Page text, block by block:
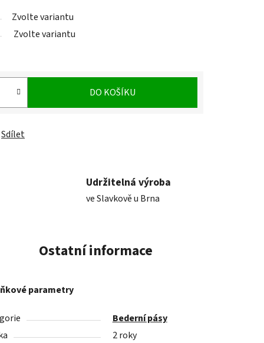
Zvolte variantu
Zvolte variantu
DO KOŠÍKU
Sdílet
Udržitelná výroba
ve Slavkově u Brna
Ostatní informace
parametry
Bederní pásy
2 roky